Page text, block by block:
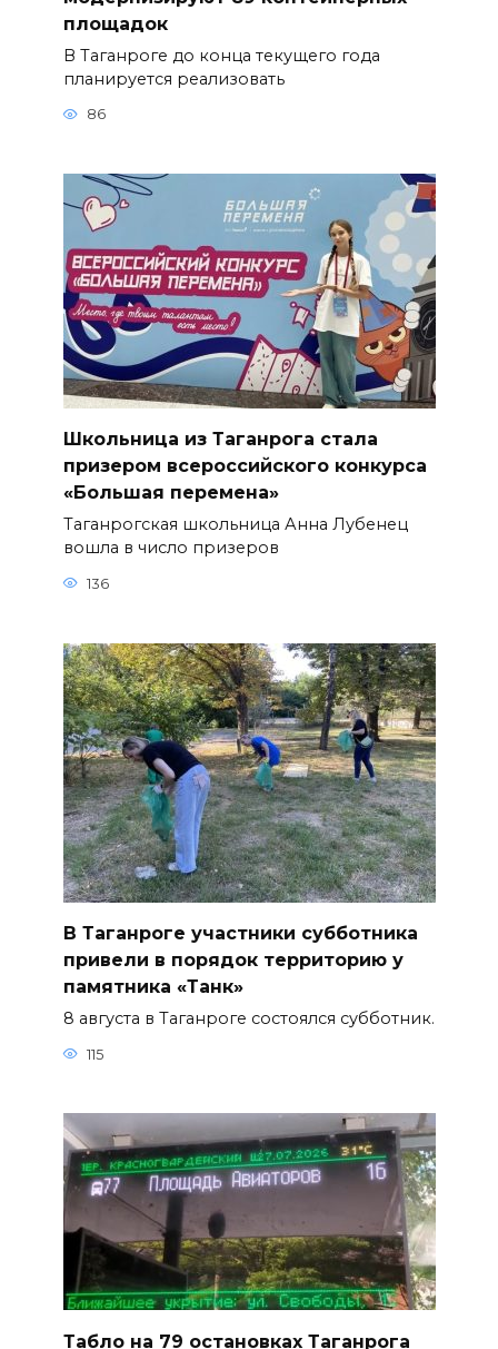
площадок
В Таганроге до конца текущего года
планируется реализовать
86
Школьница из Таганрога стала
призером всероссийского конкурса
«Большая перемена»
Таганрогская школьница Анна Лубенец
вошла в число призеров
136
В Таганроге участники субботника
привели в порядок территорию у
памятника «Танк»
8 августа в Таганроге состоялся субботник.
115
Табло на 79 остановках Таганрога